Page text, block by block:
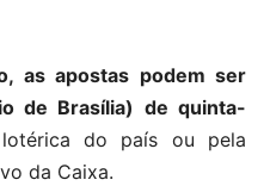
as apostas podem ser
de Brasília) de quinta-
do país ou pela
da Caixa.